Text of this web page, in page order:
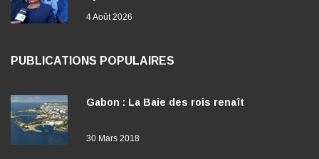
4 Août 2026
PUBLICATIONS POPULAIRES
Gabon : La Baie des rois renaît
30 Mars 2018